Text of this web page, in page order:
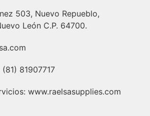
503, Nuevo Repueblo,
León C.P. 64700.
81907717
www.raelsasupplies.com